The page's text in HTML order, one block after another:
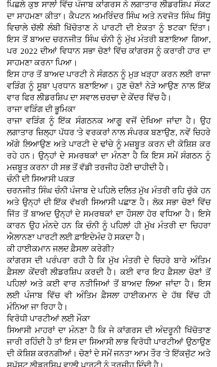
ਪਿਛਲੇ ਕੁਝ ਸਾਲਾਂ ਵਿੱਚ ਪੰਜਾਬ ਕਾਂਗਰਸ ਨੇ ਲਗਾਤਾਰ ਲੀਡਰਸ਼ਿਪ ਸੰਕਟ
ਦਾ ਸਾਹਮਣਾ ਕੀਤਾ। ਕੈਪਟਨ ਅਮਰਿੰਦਰ ਸਿੰਘ ਅਤੇ ਨਵਜੋਤ ਸਿੰਘ ਸਿੱਧੂ
ਵਿਚਾਲੇ ਚੱਲੀ ਲੰਬੀ ਖਿੱਚੋਤਾਣ ਨੇ ਪਾਰਟੀ ਦੀ ਏਕਤਾ ਨੂੰ ਝਟਕਾ ਦਿੱਤਾ।
ਇਸ ਤੋਂ ਬਾਅਦ ਚਰਨਜੀਤ ਸਿੰਘ ਚੰਨੀ ਨੂੰ ਮੁੱਖ ਮੰਤਰੀ ਬਣਾਇਆ ਗਿਆ,
ਪਰ 2022 ਦੀਆਂ ਵਿਧਾਨ ਸਭਾ ਚੋਣਾਂ ਵਿੱਚ ਕਾਂਗਰਸ ਨੂੰ ਕਰਾਰੀ ਹਾਰ ਦਾ
ਸਾਹਮਣਾ ਕਰਨਾ ਪਿਆ।
ਇਸ ਹਾਰ ਤੋਂ ਬਾਅਦ ਪਾਰਟੀ ਨੇ ਸੰਗਠਨ ਨੂੰ ਮੁੜ ਖੜ੍ਹਾ ਕਰਨ ਲਈ ਰਾਜਾ
ਵੜਿੰਗ ਨੂੰ ਸੂਬਾ ਪ੍ਰਧਾਨ ਬਣਾਇਆ। ਹੁਣ ਚੋਣਾਂ ਨੇੜੇ ਆਉਣ ਨਾਲ ਇੱਕ
ਵਾਰ ਫਿਰ ਲੀਡਰਸ਼ਿਪ ਦਾ ਸਵਾਲ ਚਰਚਾ ਦੇ ਕੇਂਦਰ ਵਿੱਚ ਹੈ।
ਰਾਜਾ ਵੜਿੰਗ ਦੀ ਭੂਮਿਕਾ
ਰਾਜਾ ਵੜਿੰਗ ਨੂੰ ਇੱਕ ਸੰਗਠਨਕ ਆਗੂ ਵਜੋਂ ਦੇਖਿਆ ਜਾਂਦਾ ਹੈ। ਉਹ
ਲਗਾਤਾਰ ਜ਼ਿਲ੍ਹਾ ਪੱਧਰ 'ਤੇ ਵਰਕਰਾਂ ਨਾਲ ਸੰਪਰਕ ਬਣਾਉਣ, ਨਵੇਂ ਚਿਹਰੇ
ਅੱਗੇ ਲਿਆਉਣ ਅਤੇ ਪਾਰਟੀ ਦੇ ਢਾਂਚੇ ਨੂੰ ਮਜ਼ਬੂਤ ਕਰਨ ਦੀ ਕੋਸ਼ਿਸ਼ ਕਰ
ਰਹੇ ਹਨ। ਉਨ੍ਹਾਂ ਦੇ ਸਮਰਥਕਾਂ ਦਾ ਮੰਨਣਾ ਹੈ ਕਿ ਇਸ ਸਮੇਂ ਸੰਗਠਨ ਨੂੰ
ਮਜ਼ਬੂਤ ਕਰਨਾ ਹੀ ਸਭ ਤੋਂ ਵੱਡੀ ਤਰਜੀਹ ਹੋਣੀ ਚਾਹੀਦੀ ਹੈ।
ਚੰਨੀ ਦੀ ਸਿਆਸੀ ਪਕੜ
ਚਰਨਜੀਤ ਸਿੰਘ ਚੰਨੀ ਪੰਜਾਬ ਦੇ ਪਹਿਲੇ ਦਲਿਤ ਮੁੱਖ ਮੰਤਰੀ ਰਹਿ ਚੁੱਕੇ ਹਨ
ਅਤੇ ਉਨ੍ਹਾਂ ਦੀ ਇੱਕ ਵੱਖਰੀ ਸਿਆਸੀ ਪਛਾਣ ਹੈ। ਲੋਕ ਸਭਾ ਚੋਣਾਂ ਵਿੱਚ
ਜਿੱਤ ਤੋਂ ਬਾਅਦ ਉਨ੍ਹਾਂ ਦੇ ਸਮਰਥਕਾਂ ਦਾ ਹੌਸਲਾ ਹੋਰ ਵਧਿਆ ਹੈ। ਇਸੇ
ਕਾਰਨ ਉਹ ਮੰਨਦੇ ਹਨ ਕਿ ਚੰਨੀ ਨੂੰ ਪਹਿਲਾਂ ਹੀ ਮੁੱਖ ਮੰਤਰੀ ਦਾ ਚਿਹਰਾ
ਐਲਾਨਣਾ ਪਾਰਟੀ ਲਈ ਫ਼ਾਇਦੇਮੰਦ ਹੋ ਸਕਦਾ ਹੈ।
ਕੀ ਹਾਈਕਮਾਨ ਜਲਦ ਫ਼ੈਸਲਾ ਕਰੇਗੀ?
ਕਾਂਗਰਸ ਦੀ ਪਰੰਪਰਾ ਰਹੀ ਹੈ ਕਿ ਮੁੱਖ ਮੰਤਰੀ ਦੇ ਚਿਹਰੇ ਬਾਰੇ ਅੰਤਿਮ
ਫ਼ੈਸਲਾ ਕੇਂਦਰੀ ਲੀਡਰਸ਼ਿਪ ਕਰਦੀ ਹੈ। ਕਈ ਵਾਰ ਇਹ ਫ਼ੈਸਲਾ ਚੋਣਾਂ ਤੋਂ
ਪਹਿਲਾਂ ਅਤੇ ਕਈ ਵਾਰ ਨਤੀਜਿਆਂ ਤੋਂ ਬਾਅਦ ਲਿਆ ਜਾਂਦਾ ਹੈ। ਇਸ
ਲਈ ਪੰਜਾਬ ਵਿੱਚ ਵੀ ਅੰਤਿਮ ਫ਼ੈਸਲਾ ਹਾਈਕਮਾਨ ਦੇ ਹੱਥ ਵਿੱਚ ਹੀ
ਮੰਨਿਆ ਜਾ ਰਿਹਾ ਹੈ।
ਵਿਰੋਧੀ ਪਾਰਟੀਆਂ ਲਈ ਮੌਕਾ
ਸਿਆਸੀ ਮਾਹਰਾਂ ਦਾ ਮੰਨਣਾ ਹੈ ਕਿ ਜੇ ਕਾਂਗਰਸ ਦੀ ਅੰਦਰੂਨੀ ਖਿੱਚੋਤਾਣ
ਜਾਰੀ ਰਹਿੰਦੀ ਹੈ ਤਾਂ ਇਸ ਦਾ ਸਿਆਸੀ ਲਾਭ ਵਿਰੋਧੀ ਪਾਰਟੀਆਂ ਉਠਾਉਣ
ਦੀ ਕੋਸ਼ਿਸ਼ ਕਰਨਗੀਆਂ। ਚੋਣਾਂ ਦੇ ਸਮੇਂ ਜਨਤਾ ਆਮ ਤੌਰ 'ਤੇ ਇੱਕਜੁੱਟ ਅਤੇ